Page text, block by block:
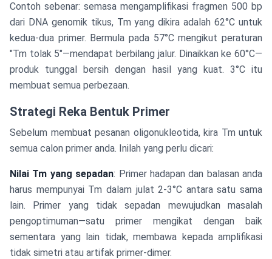
Contoh sebenar: semasa mengamplifikasi fragmen 500 bp
dari DNA genomik tikus, Tm yang dikira adalah 62°C untuk
kedua-dua primer. Bermula pada 57°C mengikut peraturan
"Tm tolak 5"—mendapat berbilang jalur. Dinaikkan ke 60°C—
produk tunggal bersih dengan hasil yang kuat. 3°C itu
membuat semua perbezaan.
Strategi Reka Bentuk Primer
Sebelum membuat pesanan oligonukleotida, kira Tm untuk
semua calon primer anda. Inilah yang perlu dicari:
Nilai Tm yang sepadan: Primer hadapan dan balasan anda
harus mempunyai Tm dalam julat 2-3°C antara satu sama
lain. Primer yang tidak sepadan mewujudkan masalah
pengoptimuman—satu primer mengikat dengan baik
sementara yang lain tidak, membawa kepada amplifikasi
tidak simetri atau artifak primer-dimer.